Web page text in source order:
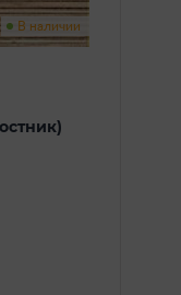
В наличии